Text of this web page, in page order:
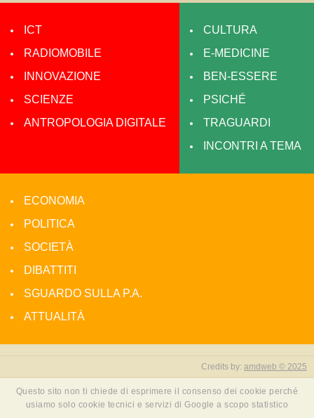
ICT
RADIOMOBILE
INNOVAZIONE
SCIENZE
ANTROPOLOGIA DIGITALE
CULTURA
E-MEDICINE
BEN-ESSERE
PSICHÉ
TRAGUARDI
INCONTRI A TEMA
ECONOMIA
POLITICA
SOCIETÀ
DIBATTITI
SGUARDO SULLA P.A.
ATTUALITÀ
Credits by: amdweb © 2025
Questo sito non ti chiede di esprimere il consenso dei cookie perché
usiamo solo cookie tecnici e servizi di Google a scopo statistico